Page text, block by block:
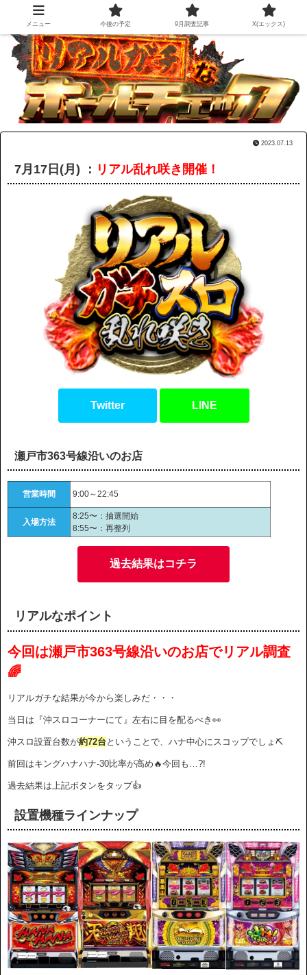
2023.07.13
7月17日(月) ： リアル乱れ咲き開催！
Twitter LINE
瀬戸市363号線沿いのお店
営業時間 9:00～22:45
入場方法
8:25〜：抽選開始
8:55〜：再整列
過去結果はコチラ
リアルなポイント
今回は瀬戸市363号線沿いのお店でリアル調査
🌈
リアルガチな結果が今から楽しみだ・・・
当日は『沖スロコーナーにて』左右に目を配るべき👀
沖スロ設置台数が約72台 ということで、ハナ中心にスコップでしょ⛏
前回はキングハナハナ-30比率が高め🔥今回も…?!
過去結果は上記ボタンをタップ👍
設置機種ラインナップ
メニュー 今後の予定 9月調査記事 X(エックス)